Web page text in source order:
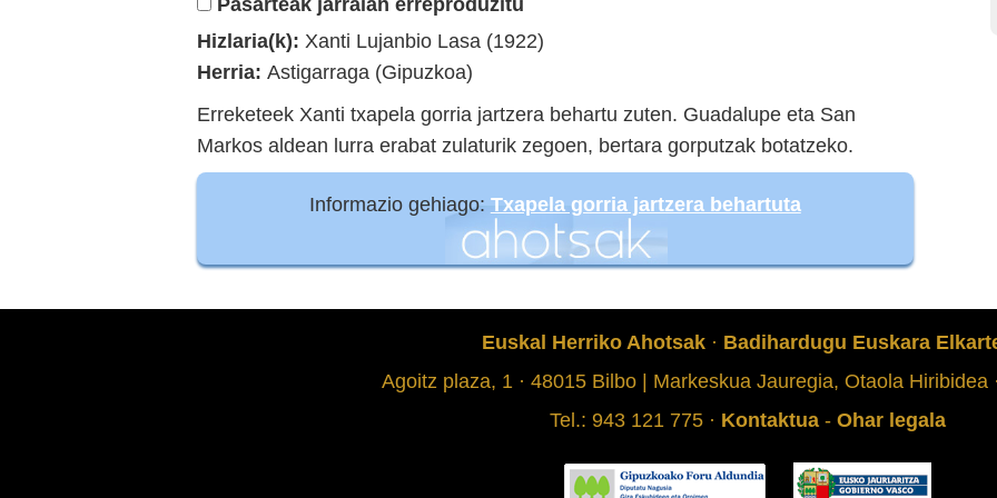
Pasarteak jarraian erreproduzitu
Hizlaria(k): Xanti Lujanbio Lasa (1922)
Herria: Astigarraga (Gipuzkoa)
Erreketeek Xanti txapela gorria jartzera behartu zuten. Guadalupe eta San
Markos aldean lurra erabat zulaturik zegoen, bertara gorputzak botatzeko.
Informazio gehiago: Txapela gorria jartzera behartuta
Euskal Herriko Ahotsak · Badihardugu Euskara
Agoitz plaza, 1 · 48015 Bilbo | Markeskua Jauregia, Otaola Hiribidea
Tel.: 943 121 775 · Kontaktua - Ohar legala